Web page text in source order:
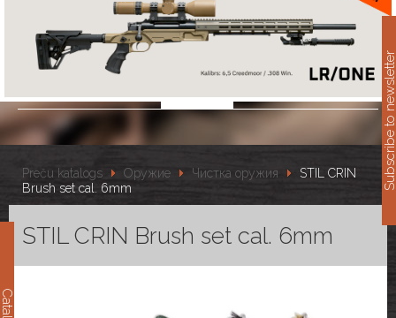
Preču katalogs Оружие Чистка оружия
STIL CRIN
Brush set cal. 6mm
STIL CRIN Brush set cal. 6mm
Subscribe